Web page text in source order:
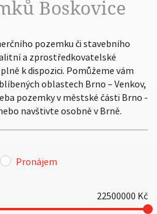
Boskovice
pozemku či stavebního
a zprostředkovatelské
k dispozici. Pomůžeme vám
oblastech Brno – Venkov,
pozemky v městské části Brno -
navštivte osobně v Brně.
Pronájem
22500000 Kč